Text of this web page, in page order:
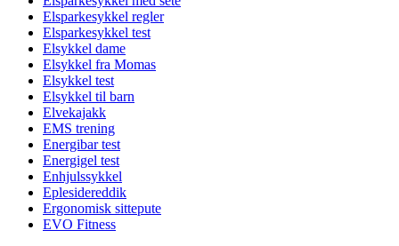
Elsparkesykkel regler
Elsparkesykkel test
Elsykkel dame
Elsykkel fra Momas
Elsykkel test
Elsykkel til barn
Elvekajakk
EMS trening
Energibar test
Energigel test
Enhjulssykkel
Eplesidereddik
Ergonomisk sittepute
EVO Fitness